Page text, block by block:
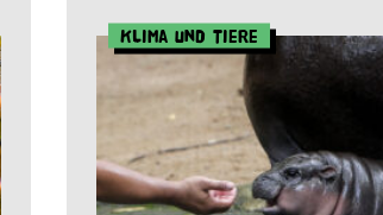
Klima und Tiere